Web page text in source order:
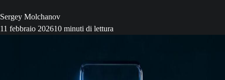
Sergey Molchanov
11 febbraio 202610 minuti di lettura